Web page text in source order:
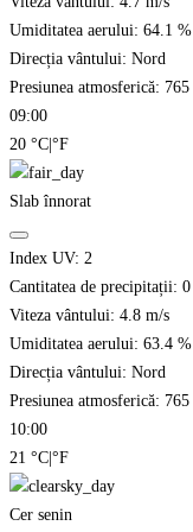
Umiditatea aerului: 64.1 %
Direcția vântului: Nord
Presiunea atmosferică: 765
09:00
20 °C|°F
Slab înnorat
Index UV: 2
Cantitatea de precipitații: 0
Viteza vântului: 4.8 m/s
Umiditatea aerului: 63.4 %
Direcția vântului: Nord
Presiunea atmosferică: 765
10:00
21 °C|°F
Cer senin